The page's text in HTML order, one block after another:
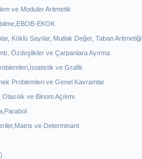
ve Moduler Aritmetik
EKOK
Köklü Sayılar, Mutlak Değer, Taban Aritmetiği
Özdeşlikler ve Çarpanlara Ayırma
ve Grafik
Problemleri ve Genel Kavramlar
ve Binom Açılımı
ve Determinant